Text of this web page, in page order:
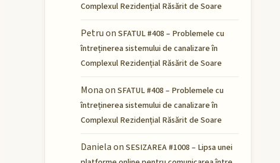
Complexul Rezidențial Răsărit de Soare
Petruon SFATUL #408 – Problemele cu
întreținerea sistemului de canalizare în
Complexul Rezidențial Răsărit de Soare
Monaon SFATUL #408 – Problemele cu
întreținerea sistemului de canalizare în
Complexul Rezidențial Răsărit de Soare
Danielaon SESIZAREA #1008 – Lipsa unei